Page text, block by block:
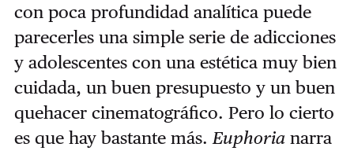
con poca profundidad analítica puede
parecerles una simple serie de adicciones
y adolescentes con una estética muy bien
cuidada, un buen presupuesto y un buen
quehacer cinematográfico. Pero lo cierto
es que hay bastante más. Euphorianarra